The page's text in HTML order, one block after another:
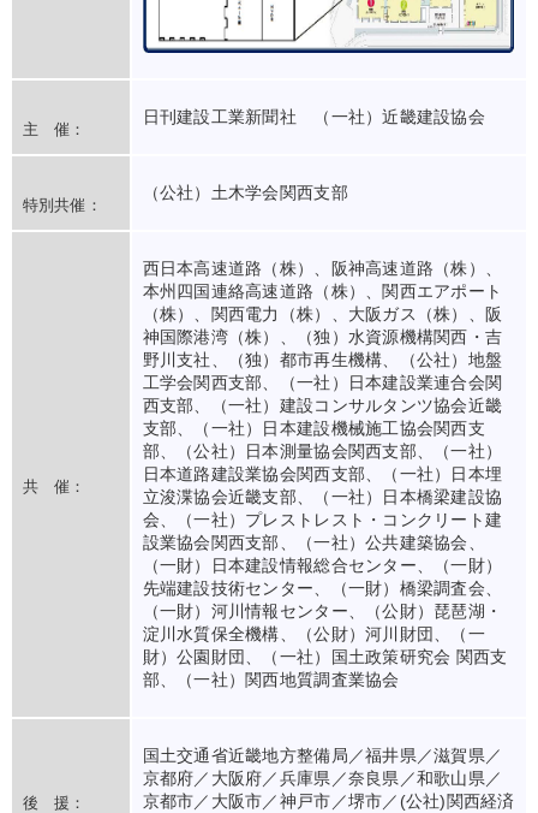
主 催：
日刊建設工業新聞社 （一社）近畿建設協会
特別共催：
（公社）土木学会関西支部
共 催：
西日本高速道路（株）、阪神高速道路（株）、
本州四国連絡高速道路（株）、関西エアポート
（株）、関西電力（株）、大阪ガス（株）、阪
神国際港湾（株）、（独）水資源機構関西・吉
野川支社、（独）都市再生機構、（公社）地盤
工学会関西支部、（一社）日本建設業連合会関
西支部、（一社）建設コンサルタンツ協会近畿
支部、（一社）日本建設機械施工協会関西支
部、（公社）日本測量協会関西支部、（一社）
日本道路建設業協会関西支部、（一社）日本埋
立浚渫協会近畿支部、（一社）日本橋梁建設協
会、（一社）プレストレスト・コンクリート建
設業協会関西支部、（一社）公共建築協会、
（一財）日本建設情報総合センター、（一財）
先端建設技術センター、（一財）橋梁調査会、
（一財）河川情報センター、（公財）琵琶湖・
淀川水質保全機構、（公財）河川財団、（一
財）公園財団、（一社）国土政策研究会 関西支
部、（一社）関西地質調査業協会
後 援：
国土交通省近畿地方整備局／福井県／滋賀県／
京都府／大阪府／兵庫県／奈良県／和歌山県／
京都市／大阪市／神戸市／堺市／(公社)関西経済